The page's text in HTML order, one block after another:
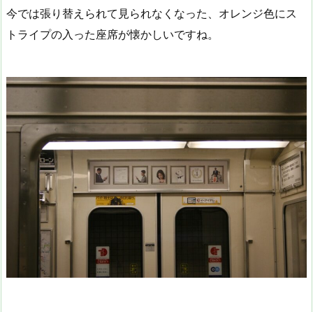
今では張り替えられて見られなくなった、オレンジ色にス
トライプの入った座席が懐かしいですね。